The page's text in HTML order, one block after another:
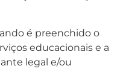
é preenchido o
educacionais e a
legal e/ou